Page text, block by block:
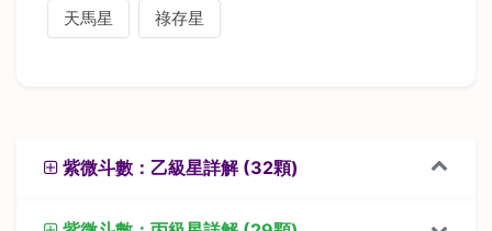
天馬星 祿存星
紫微斗數：乙級星詳解 (32顆)